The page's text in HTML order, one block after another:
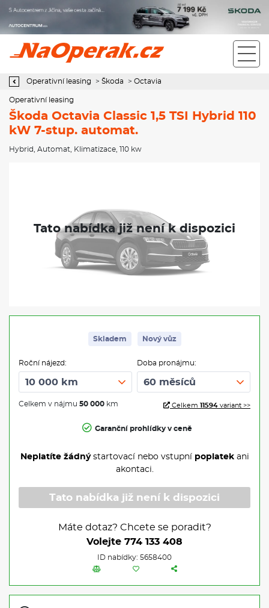
Operativní leasing Škoda Octavia Classic 1,5 TSI Hybrid 110 kW 7-
stup. automat.
Operativní leasing > Škoda > Octavia
Operativní leasing
Škoda Octavia Classic 1,5 TSI Hybrid 110
kW 7-stup. automat.
Hybrid Automat Klimatizace , 110 kw
Skladem Nový vůz
Roční nájezd:
Celkem v nájmu 50 000 km
Doba pronájmu:
Celkem 11594 variant >>
Garanční prohlídky v ceně
Neplatíte žádnýstartovací nebo vstupní poplatekani
akontaci.
Tato nabídka již není k dispozici
Máte dotaz? Chcete se poradit?
Volejte 774 133 408
ID nabídky: 5658400